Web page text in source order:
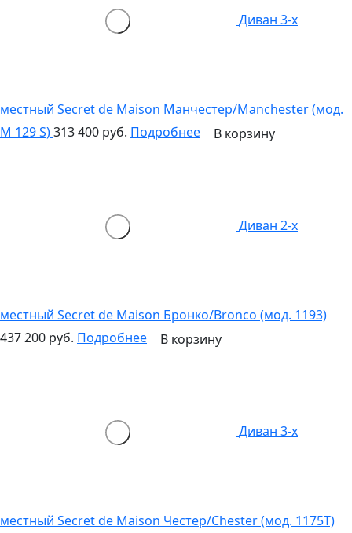
Диван 3-х
местный Secret de Maison Манчестер/Manchester (мод.
M 129 S)313 400 руб. Подробнее В корзину
Диван 2-х
местный Secret de Maison Бронко/Bronco (мод. 1193)
437 200 руб. Подробнее В корзину
Диван 3-х
местный Secret de Maison Честер/Chester (мод. 1175T)